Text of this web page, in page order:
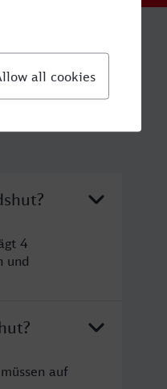
4
und
auf